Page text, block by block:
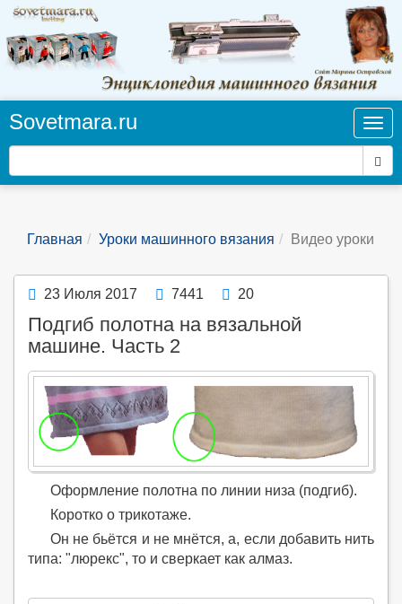
Sovetmara.ru
Главная Уроки машинного вязания Видео уроки
23 Июля 2017 7441 20
Подгиб полотна на вязальной
машине. Часть 2
Оформление полотна по линии низа (подгиб).
Коротко о трикотаже.
Он не бьётся и не мнётся, а, если добавить нить
типа: "люрекс", то и сверкает как алмаз.